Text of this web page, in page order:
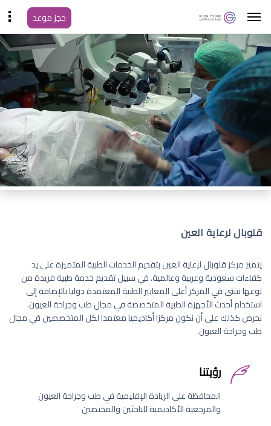
حجز موعد
قلوبال لرعاية العين
يتميز مركز قلوبال لرعاية العين بتقديم الخدمات الطبية المتميزة على يد
كفاءات سعودية وعربية وعالمية. في سبيل تقديم خدمة طبية فريدة من
نوعها نتبنى في المركز أعلى المعايير الطبية المعتمدة دوليا بالإضافة إلى
استخدام أحدث الأجهزة الطبية المتخصصة في مجال طب وجراحة العيون.
نحرص كذلك على أن نكون مركزا أكاديميا معتمدا لكل المتخصصين في مجال
طب وجراحة العيون.
رؤيتنا
المحافظة على الريادة الإقليمية في طب وجراحة العيون
والمرجعية الأكاديمية للباحثين والمختصين